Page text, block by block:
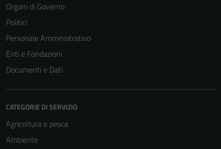
Organi di Governo
Politici
Personale Amministrativo
Enti e Fondazioni
Documenti e Dati
CATEGORIE DI SERVIZIO
Agricoltura e pesca
Ambiente